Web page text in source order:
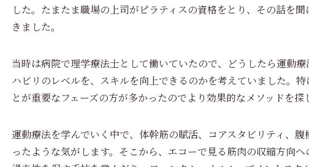
した。たまたま職場の上司がピラティスの資格をとり、その話を
きました。
当時は病院で理学療法士として働いていたので、どうしたら運動
ハビリのレベルを、スキルを向上できるのかを考えていました。
とが重要なフェーズの方が多かったのでより効果的なメソッドを探
運動療法を学んでいく中で、体幹筋の賦活、コアスタビリティ、
ったような気がします。そこから、エコーで見る筋肉の収縮方向